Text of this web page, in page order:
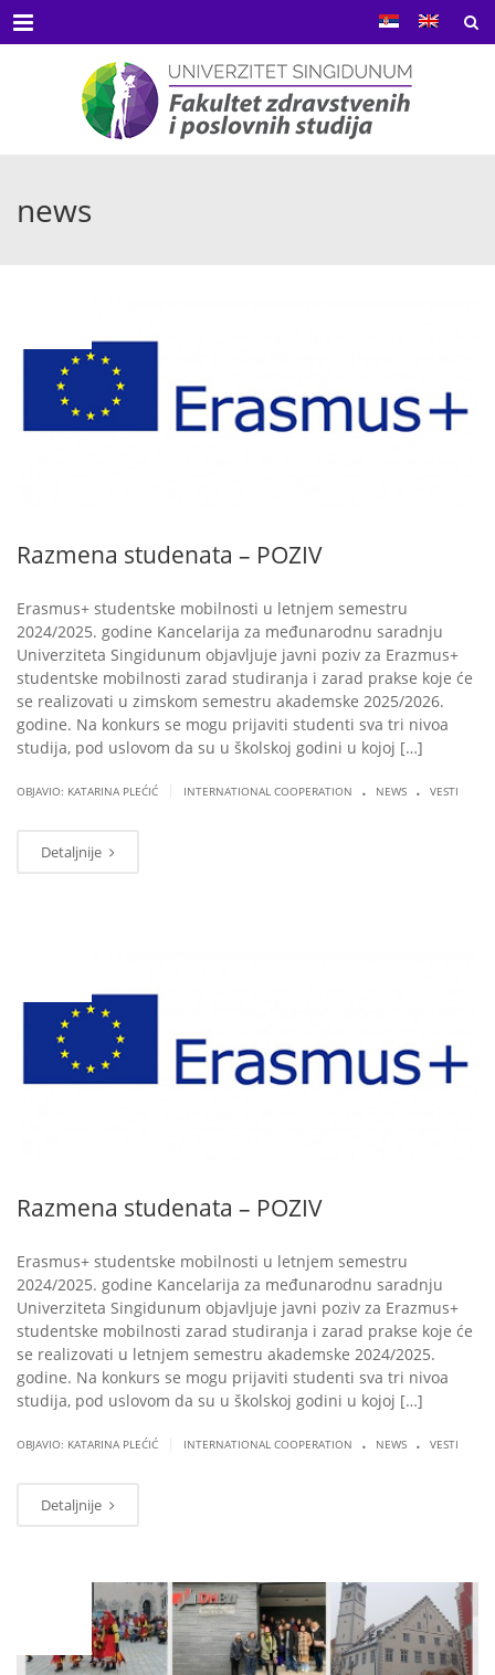
Menu
news
Razmena studenata – POZIV
Erasmus+ studentske mobilnosti u letnjem semestru
2024/2025. godine Kancelarija za međunarodnu saradnju
Univerziteta Singidunum objavljuje javni poziv za Erazmus+
studentske mobilnosti zarad studiranja i zarad prakse koje će
se realizovati u zimskom semestru akademske 2025/2026.
godine. Na konkurs se mogu prijaviti studenti sva tri nivoa
studija, pod uslovom da su u školskoj godini u kojoj […]
OBJAVIO: KATARINA PLEĆIĆ INTERNATIONAL COOPERATION . NEWS . VESTI
Detaljnije
Razmena studenata – POZIV
Erasmus+ studentske mobilnosti u letnjem semestru
2024/2025. godine Kancelarija za međunarodnu saradnju
Univerziteta Singidunum objavljuje javni poziv za Erazmus+
studentske mobilnosti zarad studiranja i zarad prakse koje će
se realizovati u letnjem semestru akademske 2024/2025.
godine. Na konkurs se mogu prijaviti studenti sva tri nivoa
studija, pod uslovom da su u školskoj godini u kojoj […]
OBJAVIO: KATARINA PLEĆIĆ INTERNATIONAL COOPERATION . NEWS . VESTI
Detaljnije